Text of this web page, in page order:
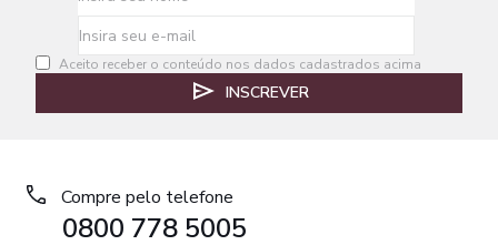
Aceito receber o conteúdo nos dados cadastrados acima
INSCREVER
Compre pelo telefone
0800 778 5005